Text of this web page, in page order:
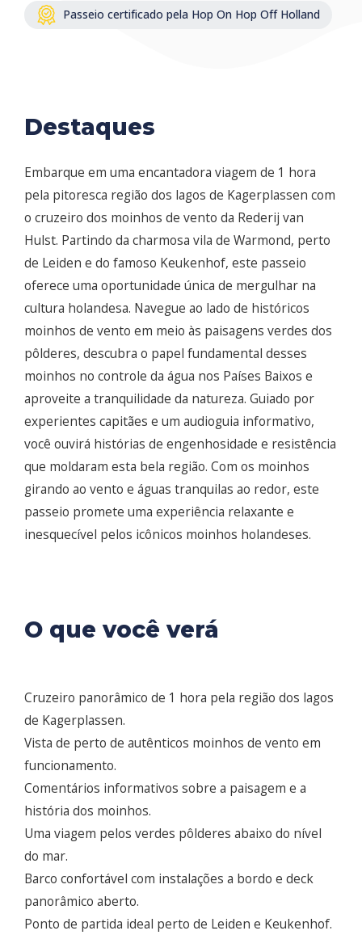
Passeio certificado pela Hop On Hop Off Holland
Destaques
Embarque em uma encantadora viagem de 1 hora
pela pitoresca região dos lagos de Kagerplassen com
o cruzeiro dos moinhos de vento da Rederij van
Hulst. Partindo da charmosa vila de Warmond, perto
de Leiden e do famoso Keukenhof, este passeio
oferece uma oportunidade única de mergulhar na
cultura holandesa. Navegue ao lado de históricos
moinhos de vento em meio às paisagens verdes dos
pôlderes, descubra o papel fundamental desses
moinhos no controle da água nos Países Baixos e
aproveite a tranquilidade da natureza. Guiado por
experientes capitães e um audioguia informativo,
você ouvirá histórias de engenhosidade e resistência
que moldaram esta bela região. Com os moinhos
girando ao vento e águas tranquilas ao redor, este
passeio promete uma experiência relaxante e
inesquecível pelos icônicos moinhos holandeses.
O que você verá
Cruzeiro panorâmico de 1 hora pela região dos lagos
de Kagerplassen.
Vista de perto de autênticos moinhos de vento em
funcionamento.
Comentários informativos sobre a paisagem e a
história dos moinhos.
Uma viagem pelos verdes pôlderes abaixo do nível
do mar.
Barco confortável com instalações a bordo e deck
panorâmico aberto.
Ponto de partida ideal perto de Leiden e Keukenhof.